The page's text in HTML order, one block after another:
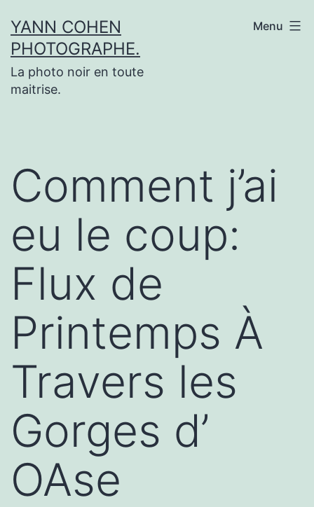
au
contenu
YANN COHEN
PHOTOGRAPHE.
La photo noir en toute
maitrise.
Menu
Comment j’ai
eu le coup:
Flux de
Printemps À
Travers les
Gorges d’
OAse